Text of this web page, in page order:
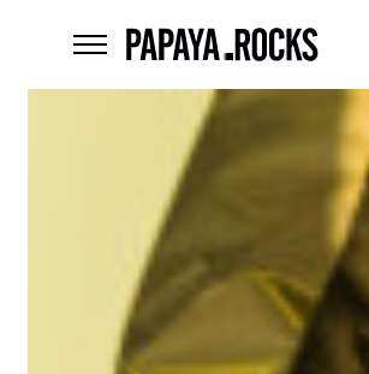
home
szukaj
Czego
szukasz?